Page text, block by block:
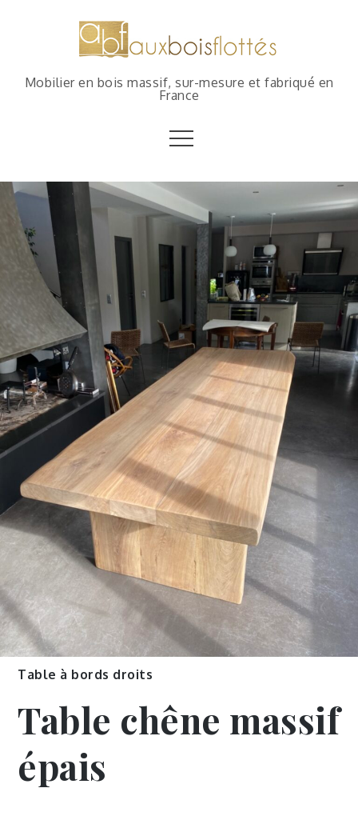
Mobilier en bois massif, sur-mesure et fabriqué en
France
Table à bords droits
Table chêne massif
épais